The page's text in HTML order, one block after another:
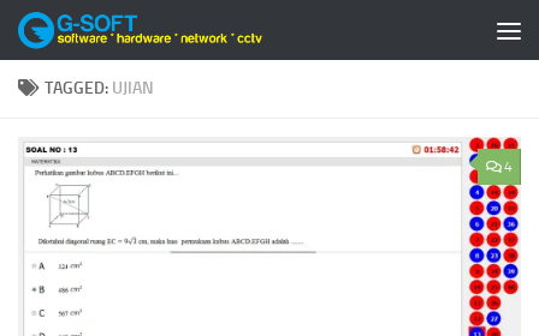
Skip to content
TAGGED: UJIAN
4